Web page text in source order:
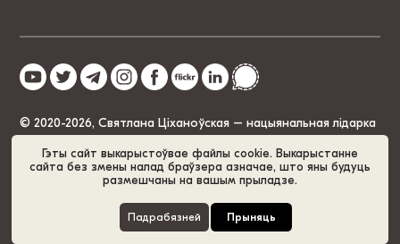
Гэты сайт выкарыстоўвае файлы cookie. Выкарыстанне
сайта без змены налад браўзера азначае, што яны будуць
размешчаны на вашым прыладзе.
Падрабязней Прыняць
© 2020-2026, Святлана Ціханоўская – нацыянальная лідарка